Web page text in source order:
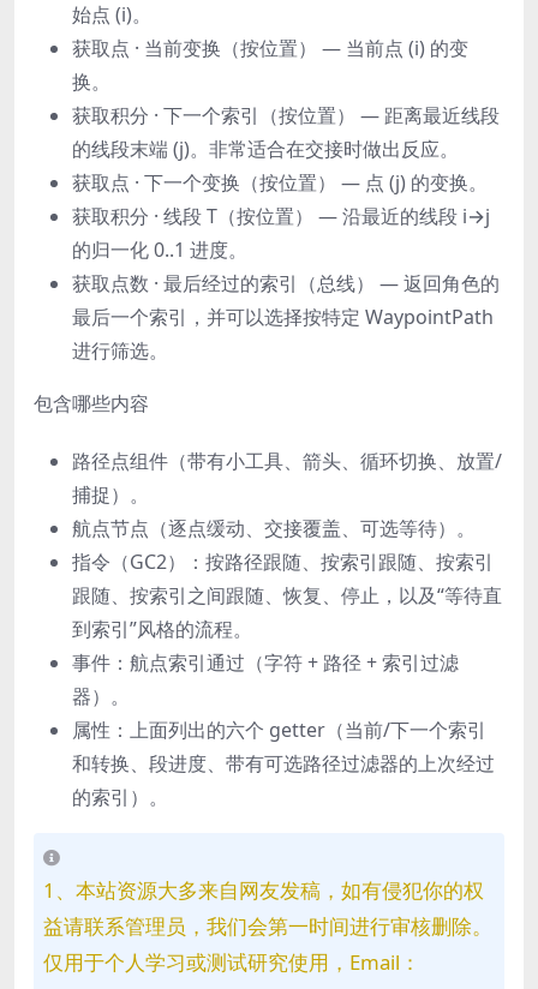
始点 (i)。
获取点 · 当前变换（按位置）
— 当前点 (i) 的变
换。
获取积分 · 下一个索引（按位置）
— 距离最近线段
的线段末端 (j)。非常适合在交接时做出反应。
获取点 · 下一个变换（按位置）
— 点 (j) 的变换。
获取积分 · 线段 T（按位置）
— 沿最近的线段 i→j
的归一化 0..1 进度。
获取点数 · 最后经过的索引（总线）
— 返回角色的
最后一个索引，并可以选择按特定 WaypointPath
进行筛选。
包含哪些内容
路径点组件（带有小工具、箭头、循环切换、放置/
捕捉）。
航点节点 （逐点缓动、交接覆盖、可选等待）。
指令（GC2）： 按路径跟随、按索引跟随、按索引
跟随、按索引之间跟随、恢复、停止，以及“等待直
到索引”风格的流程。
事件： 航点索引通过（字符 + 路径 + 索引过滤
器）。
属性： 上面列出的六个 getter（当前/下一个索引
和转换、段进度、带有可选路径过滤器的上次经过
的索引）。
1、本站资源大多来自网友发稿，如有侵犯你的权
益请联系管理员，我们会第一时间进行审核删除。
仅用于个人学习或测试研究使用，Email：